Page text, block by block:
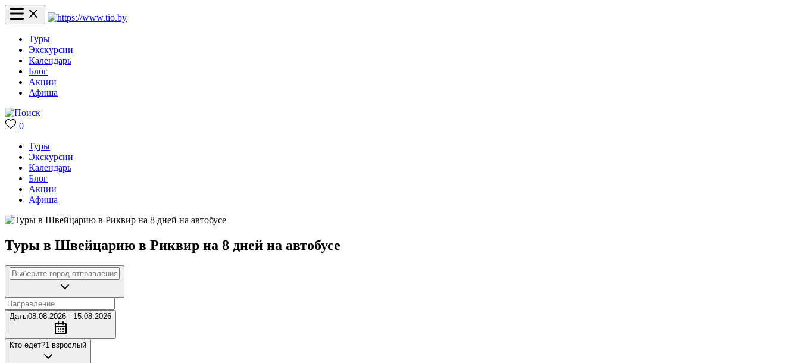
Туры
Экскурсии
Календарь
Блог
Акции
Афиша
0
Туры
Экскурсии
Календарь
Блог
Акции
Афиша
Туры в Швейцарию в Риквир на 8 дней на автобусе
Даты08.08.2026 - 15.08.2026
Кто едет?1 взрослый